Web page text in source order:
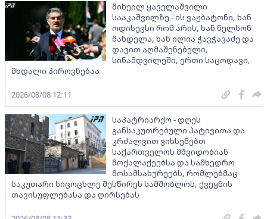
მიხეილ ყაველაშვილი
სააკაშვილზე - ის ვაჟბატონი, ხან
ოდისევსი რომ არის, ხან ნელსონ
მანდელა, ხან ილია ჭავჭავაძე და
დავით აღმაშენებელი,
სინამდვილეში, ერთი საცოდავი,
მხდალი პიროვნებაა
2026/08/08 12:11
საპატრიარქო - დღეს
განსაკუთრებული პატივითა და
კრძალვით ვიხსენებთ
საქართველოს მშვიდობიან
მოქალაქეებსა და სამხედრო
მოსამსახურეებს, რომლებმაც
საკუთარი სიცოცხლე შესწირეს სამშობლოს, ქვეყნის
თავისუფლებასა და ღირსებას